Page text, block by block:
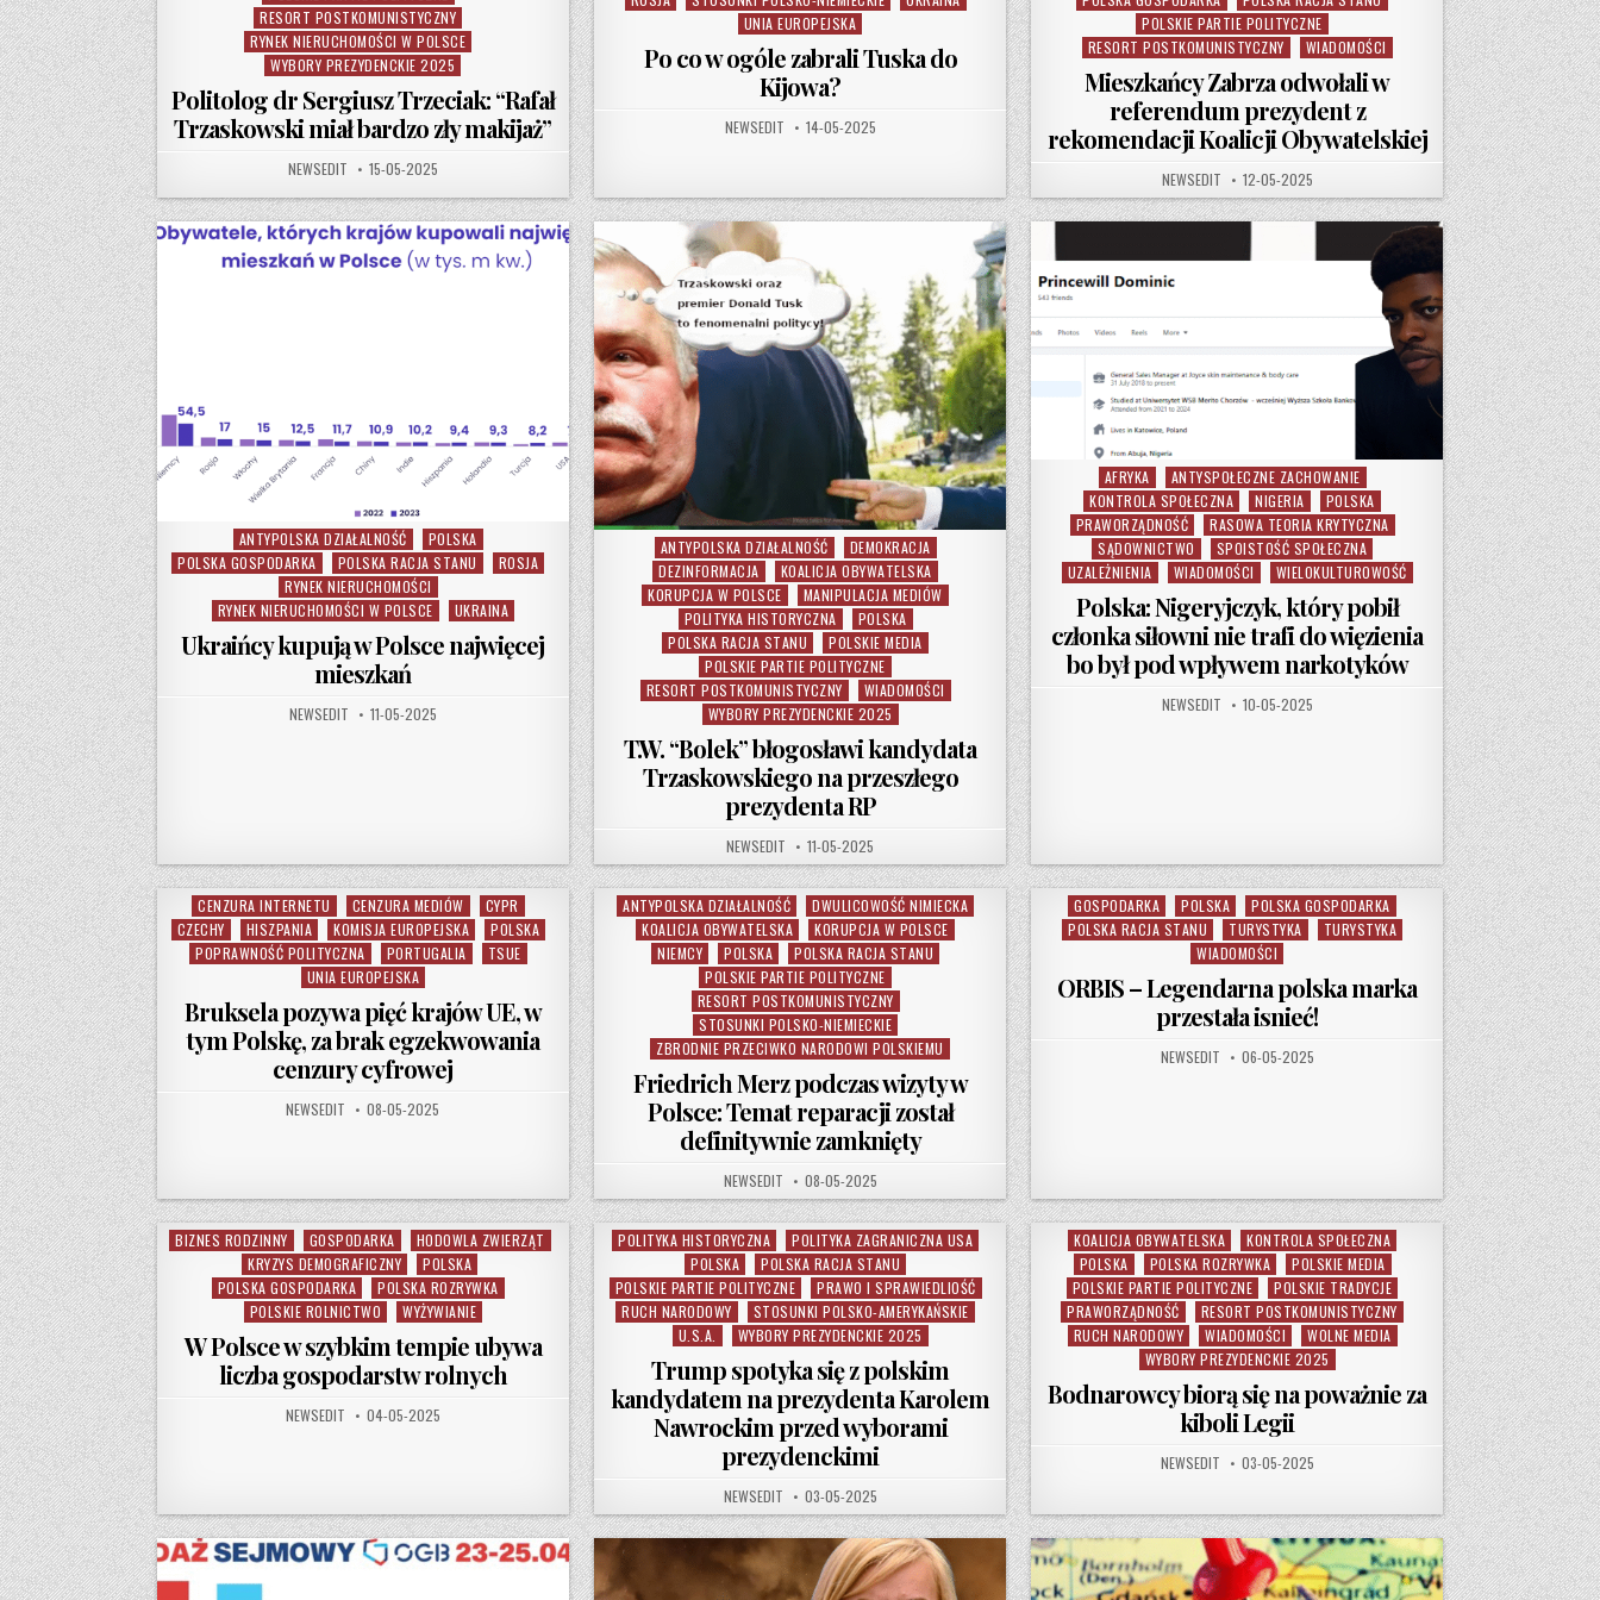
RESORT POSTKOMUNISTYCZNY
RYNEK NIERUCHOMOŚCI W POLSCE
WYBORY PREZYDENCKIE 2025
Politolog dr Sergiusz Trzeciak: “Rafał
Trzaskowski miał bardzo zły makijaż”
AUTHOR:
NEWSEDIT PUBLISHED DATE:
15-05-2025
UNIA EUROPEJSKA
Po co w ogóle zabrali Tuska do
Kijowa?
AUTHOR:
NEWSEDIT PUBLISHED DATE:
14-05-2025
POLSKIE PARTIE POLITYCZNE
RESORT POSTKOMUNISTYCZNY
WIADOMOŚCI
Mieszkańcy Zabrza odwołali w
referendum prezydent z
rekomendacji Koalicji Obywatelskiej
AUTHOR:
NEWSEDIT PUBLISHED DATE:
12-05-2025
Posted in
ANTYPOLSKA DZIAŁALNOŚĆ
POLSKA
POLSKA GOSPODARKA
POLSKA RACJA STANU
ROSJA
RYNEK NIERUCHOMOŚCI
RYNEK NIERUCHOMOŚCI W POLSCE
UKRAINA
Ukraińcy kupują w Polsce najwięcej
mieszkań
AUTHOR:
NEWSEDIT PUBLISHED DATE:
11-05-2025
Posted in
ANTYPOLSKA DZIAŁALNOŚĆ
DEMOKRACJA
DEZINFORMACJA
KOALICJA OBYWATELSKA
KORUPCJA W POLSCE
MANIPULACJA MEDIÓW
POLITYKA HISTORYCZNA
POLSKA
POLSKA RACJA STANU
POLSKIE MEDIA
POLSKIE PARTIE POLITYCZNE
RESORT POSTKOMUNISTYCZNY
WIADOMOŚCI
WYBORY PREZYDENCKIE 2025
T.W. “Bolek” błogosławi kandydata
Trzaskowskiego na przeszłego
prezydenta RP
AUTHOR:
NEWSEDIT PUBLISHED DATE:
11-05-2025
Posted in
AFRYKA
ANTYSPOŁECZNE ZACHOWANIE
KONTROLA SPOŁECZNA
NIGERIA
POLSKA
PRAWORZĄDNOŚĆ
RASOWA TEORIA KRYTYCZNA
SĄDOWNICTWO
SPOISTOŚĆ SPOŁECZNA
UZALEŻNIENIA
WIADOMOŚCI WIELOKULTUROWOŚĆ
Polska: Nigeryjczyk, który pobił
członka siłowni nie trafi do więzienia
bo był pod wpływem narkotyków
AUTHOR:
NEWSEDIT PUBLISHED DATE:
10-05-2025
Posted in
CENZURA INTERNETU CENZURA MEDIÓW
CYPR
CZECHY
HISZPANIA KOMISJA EUROPEJSKA
POLSKA
POPRAWNOŚĆ POLITYCZNA
PORTUGALIA
TSUE
UNIA EUROPEJSKA
Bruksela pozywa pięć krajów UE, w
tym Polskę, za brak egzekwowania
cenzury cyfrowej
AUTHOR:
NEWSEDIT PUBLISHED DATE:
08-05-2025
Posted in
ANTYPOLSKA DZIAŁALNOŚĆ
DWULICOWOŚĆ NIMIECKA
KOALICJA OBYWATELSKA
KORUPCJA W POLSCE
NIEMCY
POLSKA
POLSKA RACJA STANU
POLSKIE PARTIE POLITYCZNE
RESORT POSTKOMUNISTYCZNY
STOSUNKI POLSKO-NIEMIECKIE
ZBRODNIE PRZECIWKO NARODOWI POLSKIEMU
Friedrich Merz podczas wizyty w
Polsce: Temat reparacji został
definitywnie zamknięty
AUTHOR:
NEWSEDIT PUBLISHED DATE:
08-05-2025
Posted in
GOSPODARKA POLSKA
POLSKA GOSPODARKA
POLSKA RACJA STANU
TURYSTYKA
TURYSTYKA
WIADOMOŚCI
ORBIS – Legendarna polska marka
przestała isnieć!
AUTHOR:
NEWSEDIT PUBLISHED DATE:
06-05-2025
Posted in
BIZNES RODZINNY GOSPODARKA
HODOWLA ZWIERZĄT
KRYZYS DEMOGRAFICZNY
POLSKA
POLSKA GOSPODARKA
POLSKA ROZRYWKA
POLSKIE ROLNICTWO
WYŻYWIANIE
W Polsce w szybkim tempie ubywa
liczba gospodarstw rolnych
AUTHOR:
NEWSEDIT PUBLISHED DATE:
04-05-2025
Posted in
POLITYKA HISTORYCZNA
POLITYKA ZAGRANICZNA USA
POLSKA
POLSKA RACJA STANU
POLSKIE PARTIE POLITYCZNE
PRAWO I SPRAWIEDLIOŚĆ
RUCH NARODOWY
STOSUNKI POLSKO-AMERYKAŃSKIE
U.S.A.
WYBORY PREZYDENCKIE 2025
Trump spotyka się z polskim
kandydatem na prezydenta Karolem
Nawrockim przed wyborami
prezydenckimi
AUTHOR:
NEWSEDIT PUBLISHED DATE:
03-05-2025
Posted in
KOALICJA OBYWATELSKA
KONTROLA SPOŁECZNA
POLSKA
POLSKA ROZRYWKA
POLSKIE MEDIA
POLSKIE PARTIE POLITYCZNE
POLSKIE TRADYCJE
PRAWORZĄDNOŚĆ
RESORT POSTKOMUNISTYCZNY
RUCH NARODOWY
WIADOMOŚCI
WOLNE MEDIA
WYBORY PREZYDENCKIE 2025
Bodnarowcy biorą się na poważnie za
kiboli Legii
AUTHOR:
NEWSEDIT PUBLISHED DATE:
03-05-2025